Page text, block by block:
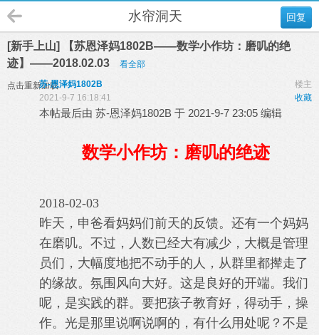
回复
水帘洞天
[新手上山] 【苏恩泽妈1802B——数学小作坊：磨叽的绝
迹】——2018.02.03
看全部
点击重新加载 楼主
苏-恩泽妈1802B
收藏
2021-9-7 16:18:41
本帖最后由 苏-恩泽妈1802B 于 2021-9-7 23:05 编辑
数学小作坊：磨叽的绝迹
2018-02-03
昨天，申爸看妈妈们前天的反馈。还有一个妈妈
在磨叽。不过，人数已经大有减少，大概是管理
员们，大幅度地把不动手的人，从群里都撵走了
的缘故。氛围风向大好。这是良好的开端。我们
呢，是实践的群。要把孩子教育好，得动手，操
作。光是那里说啊说啊的，有什么用处呢？不是